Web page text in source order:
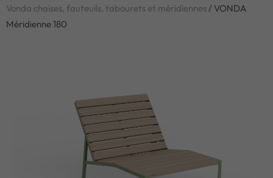
Vonda chaises, fauteuils, tabourets et méridiennes/ VONDA
Méridienne 180